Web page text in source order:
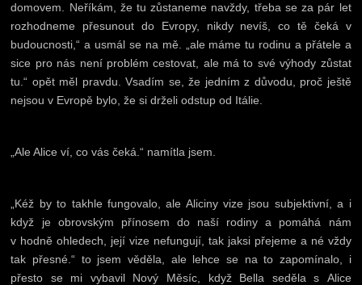
domovem. Neříkám, že tu zůstaneme navždy, třeba se za pár let
rozhodneme přesunout do Evropy, nikdy nevíš, co tě čeká v
budoucnosti,“ a usmál se na mě. „ale máme tu rodinu a přátele a
sice pro nás není problém cestovat, ale má to své výhody zůstat
tu.“ opět měl pravdu. Vsadím se, že jedním z důvodu, proč ještě
nejsou v Evropě bylo, že si drželi odstup od Itálie.
„Ale Alice ví, co vás čeká.“ namítla jsem.
„Kéž by to takhle fungovalo, ale Aliciny vize jsou subjektivní, a i
když je obrovským přínosem do naší rodiny a pomáhá nám
v hodně ohledech, její vize nefungují, tak jaksi přejeme a né vždy
tak přesné.“ to jsem věděla, ale lehce se na to zapomínalo, i
přesto se mi vybavil Nový Měsíc, když Bella seděla s Alice